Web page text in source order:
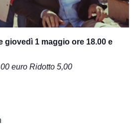
giovedì 1 maggio ore 18.00 e
euro Ridotto 5,00